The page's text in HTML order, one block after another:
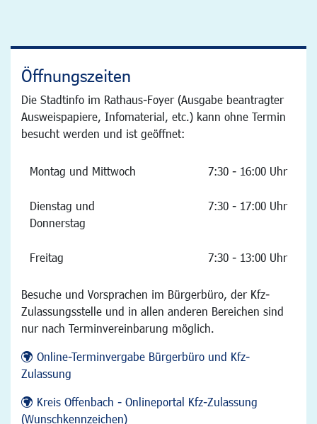
Öffnungszeiten
Die Stadtinfo im Rathaus-Foyer (Ausgabe beantragter
Ausweispapiere, Infomaterial, etc.) kann ohne Termin
besucht werden und ist geöffnet:
Montag und Mittwoch 7:30 - 16:00 Uhr
Dienstag und
Donnerstag
7:30 - 17:00 Uhr
Freitag 7:30 - 13:00 Uhr
Besuche und Vorsprachen im Bürgerbüro, der Kfz-
Zulassungsstelle und in allen anderen Bereichen sind
nur nach Terminvereinbarung möglich.
Online-Terminvergabe Bürgerbüro und Kfz-
Zulassung
Kreis Offenbach - Onlineportal Kfz-Zulassung
(Wunschkennzeichen)